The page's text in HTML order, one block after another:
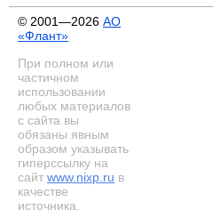
© 2001—2026 АО
«Флант»
При полном или
частичном
использовании
любых материалов
с сайта вы
обязаны явным
образом указывать
гиперссылку на
сайт www.nixp.ru в
качестве
источника.